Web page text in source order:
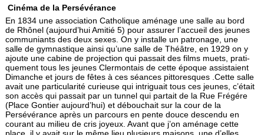
Cinéma de la Persévérance
En 1834 une association Catholique aménage une salle au bord
de Rhônel (aujourd’hui Amitié 5) pour assurer l’accueil des jeunes
communiants des deux sexes. On y installe un patronage, une
salle de gymnastique ainsi qu’une salle de Théâtre, en 1929 on y
ajoute une cabine de projection qui passait des films muets, prati­
quement tous les jeunes Clermontais de cette époque assistaient
Dimanche et jours de fêtes à ces séances pit­toresques .Cette salle
avait une particularité curieuse qui intriguait tous ces jeunes, c’était
son accès qui passait par un tunnel qui partait de la Rue Frégére
(Place Gontier aujourd’hui) et débouchait sur la cour de la
Persévérance après un parcours en pente douce descendu en
courant au milieu de cris joyeux. Avant que j’on aménage cette
place, il y avait sur le même lieu plusieurs maisons, une d’elles